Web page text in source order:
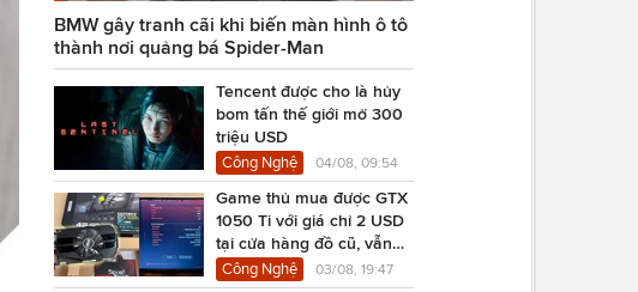
BMW gây tranh cãi khi biến màn hình ô tô
thành nơi quảng bá Spider-Man
Tencent được cho là hủy
bom tấn thế giới mở 300
triệu USD
Công Nghệ 04/08, 09:54
Game thủ mua được GTX
1050 Ti với giá chỉ 2 USD
tại cửa hàng đồ cũ, vẫn
chạy Cyberpunk 2077
Công Nghệ 03/08, 19:47